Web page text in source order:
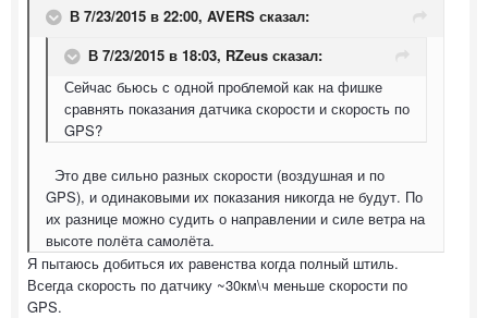
В 7/23/2015 в 22:00, AVERS сказал:
В 7/23/2015 в 18:03, RZeus сказал:
Сейчас бьюсь с одной проблемой как на фишке
сравнять показания датчика скорости и скорость по
GPS?
Это две сильно разных скорости (воздушная и по
GPS), и одинаковыми их показания никогда не будут. По
их разнице можно судить о направлении и силе ветра на
высоте полёта самолёта.
Я пытаюсь добиться их равенства когда полный штиль.
Всегда скорость по датчику ~30км\ч меньше скорости по
GPS.